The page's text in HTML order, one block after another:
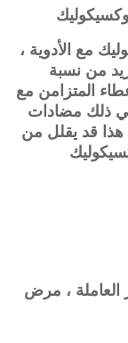
مع الأدوية ،
من نسبة
المتزامن مع
في ذلك مضادات
هذا قد يقلل من
العاملة ، مرض